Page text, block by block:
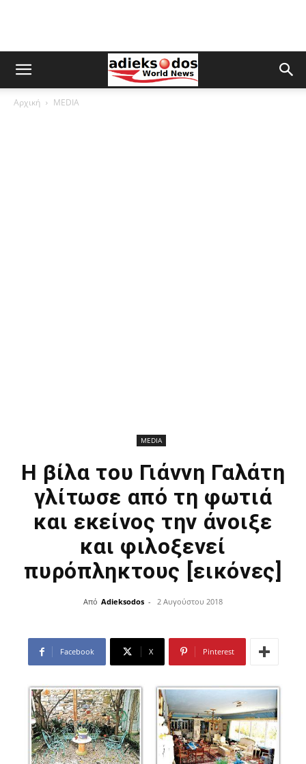
Αρχική MEDIA
MEDIA
Η βίλα του Γιάννη Γαλάτη
γλίτωσε από τη φωτιά
και εκείνος την άνοιξε
και φιλοξενεί
πυρόπληκτους [εικόνες]
Από Adieksodos - 2 Αυγούστου 2018
Facebook X Pinterest